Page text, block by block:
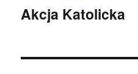
Akcja Katolicka